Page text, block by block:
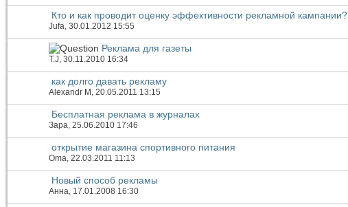
Кто и как проводит оценку эффективности рекламной кампании?
Jufa, 30.01.2012 15:55
Реклама для газеты
T.J, 30.11.2010 16:34
как долго давать рекламу
Alexandr M , 20.05.2011 13:15
Бесплатная реклама в журналах
Зара, 25.06.2010 17:46
открытие магазина спортивного питания
Oma, 22.03.2011 11:13
Новый способ рекламы
Анна, 17.01.2008 16:30